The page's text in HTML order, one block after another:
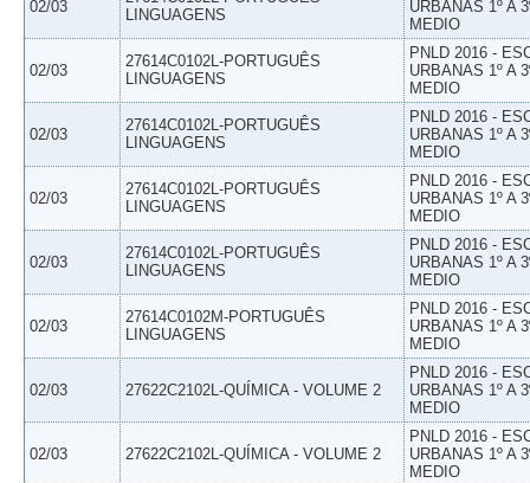
02/03
LINGUAGENS
URBANAS 1º A
MEDIO
02/03
27614C0102L-PORTUGUÊS
LINGUAGENS
PNLD 2016 -
URBANAS 1º A
MEDIO
02/03
27614C0102L-PORTUGUÊS
LINGUAGENS
PNLD 2016 -
URBANAS 1º A
MEDIO
02/03
27614C0102L-PORTUGUÊS
LINGUAGENS
PNLD 2016 -
URBANAS 1º A
MEDIO
02/03
27614C0102L-PORTUGUÊS
LINGUAGENS
PNLD 2016 -
URBANAS 1º A
MEDIO
02/03
27614C0102M-PORTUGUÊS
LINGUAGENS
PNLD 2016 -
URBANAS 1º A
MEDIO
02/03 27622C2102L-QUÍMICA - VOLUME 2
PNLD 2016 -
URBANAS 1º A
MEDIO
02/03 27622C2102L-QUÍMICA - VOLUME 2
PNLD 2016 -
URBANAS 1º A
MEDIO